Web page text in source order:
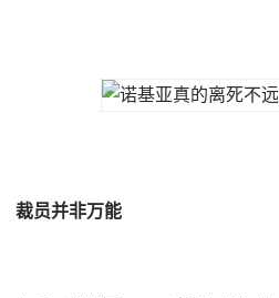
裁员并非万能